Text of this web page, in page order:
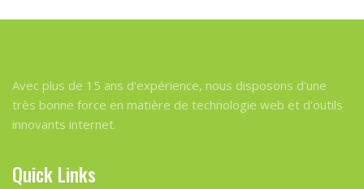
Avec plus de 15 ans d'expérience, nous disposons d'une
très bonne force en matière de technologie web et d'outils
innovants internet.
Quick Links